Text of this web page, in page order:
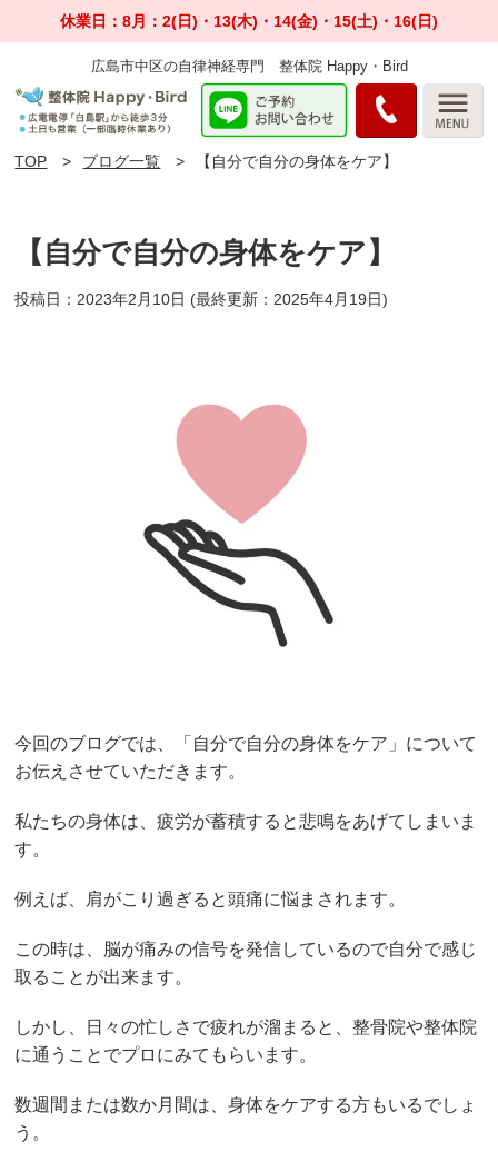
休業日：8月：2(日)・13(木)・14(金)・15(土)・16(日)
広島市中区の自律神経専門 整体院 Happy・Bird
TOP ブログ一覧 【自分で自分の身体をケア】
【自分で自分の身体をケア】
投稿日：2023年2月10日 (最終更新：2025年4月19日)
今回のブログでは、「自分で自分の身体をケア」について
お伝えさせていただきます。
私たちの身体は、疲労が蓄積すると悲鳴をあげてしまいま
す。
例えば、肩がこり過ぎると頭痛に悩まされます。
この時は、脳が痛みの信号を発信しているので自分で感じ
取ることが出来ます。
しかし、日々の忙しさで疲れが溜まると、整骨院や整体院
に通うことでプロにみてもらいます。
数週間または数か月間は、身体をケアする方もいるでしょ
う。